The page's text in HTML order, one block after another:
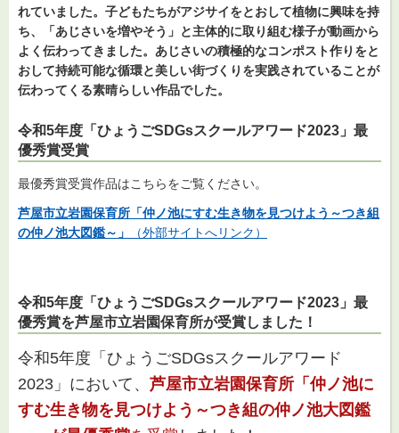
れていました。子どもたちがアジサイをとおして植物に興味を持
ち、「あじさいを増やそう」と主体的に取り組む様子が動画から
よく伝わってきました。あじさいの積極的なコンポスト作りをと
おして持続可能な循環と美しい街づくりを実践されていることが
伝わってくる素晴らしい作品でした。
令和5年度「ひょうごSDGsスクールアワード2023」最
優秀賞受賞
最優秀賞受賞作品はこちらをご覧ください。
芦屋市立岩園保育所「仲ノ池にすむ生き物を見つけよう～つき組
の仲ノ池大図鑑～」
（外部サイトへリンク）
令和5年度「ひょうごSDGsスクールアワード2023」最
優秀賞を芦屋市立岩園保育所が受賞しました！
令和5年度「ひょうごSDGsスクールアワード
2023」において、 芦屋市立岩園保育所「仲ノ池に
すむ生き物を見つけよう～つき組の仲ノ池大図鑑